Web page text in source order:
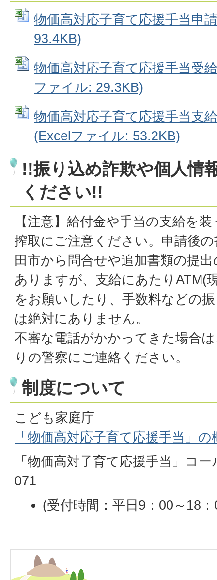
物価高対応子育て応援手当申
93.4KB)
物価高対応子育て応援手当受
ファイル: 29.3KB)
物価高対応子育て応援手当支
(Excelファイル: 53.2KB)
!!振り込め詐欺や個人情
ください!!
【注意】給付金や手当の支給を
搾取にご注意ください。申請後
田市から問合せや追加書類の提
ありますが、支給にあたりATM(
をお願いしたり、手数料などの
は絶対にありません。
不審な電話がかかってきた場合
りの警察にご連絡ください。
制度について
こども家庭庁
「物価高対応子育て応援手当」の
「物価高対子育て応援手当」コ
071
(受付時間：平日9：00～18